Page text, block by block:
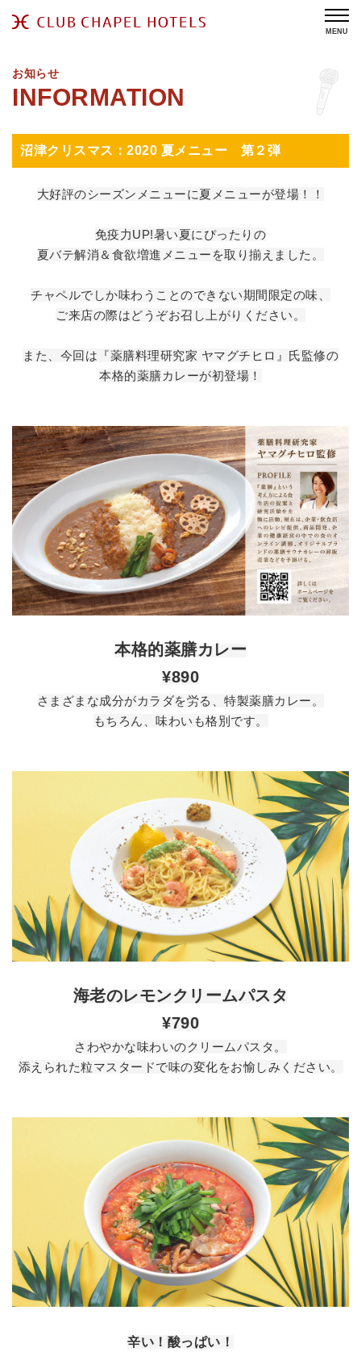
MENU
お知らせ
沼津クリスマス：2020 夏メニュー 第２弾
大好評のシーズンメニューに夏メニューが登場！！
免疫力UP!暑い夏にぴったりの
夏バテ解消＆食欲増進メニューを取り揃えました。
チャペルでしか味わうことのできない期間限定の味、
ご来店の際はどうぞお召し上がりください。
また、今回は『薬膳料理研究家 ヤマグチヒロ』氏監修の
本格的薬膳カレーが初登場！
本格的薬膳カレー
¥890
さまざまな成分がカラダを労る、特製薬膳カレー。
もちろん、味わいも格別です。
海老のレモンクリームパスタ
¥790
さわやかな味わいのクリームパスタ。
添えられた粒マスタードで味の変化をお愉しみください。
辛い！酸っぱい！